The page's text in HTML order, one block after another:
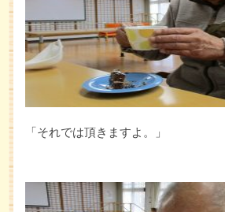
「それでは頂きますよ。」